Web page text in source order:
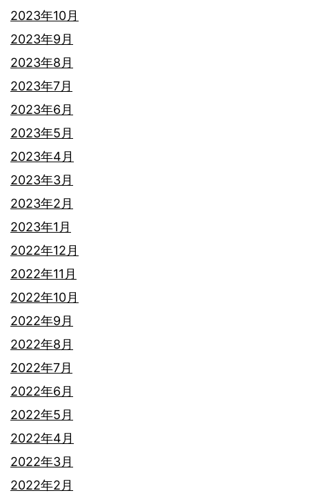
2023年10月
2023年9月
2023年8月
2023年7月
2023年6月
2023年5月
2023年4月
2023年3月
2023年2月
2023年1月
2022年12月
2022年11月
2022年10月
2022年9月
2022年8月
2022年7月
2022年6月
2022年5月
2022年4月
2022年3月
2022年2月